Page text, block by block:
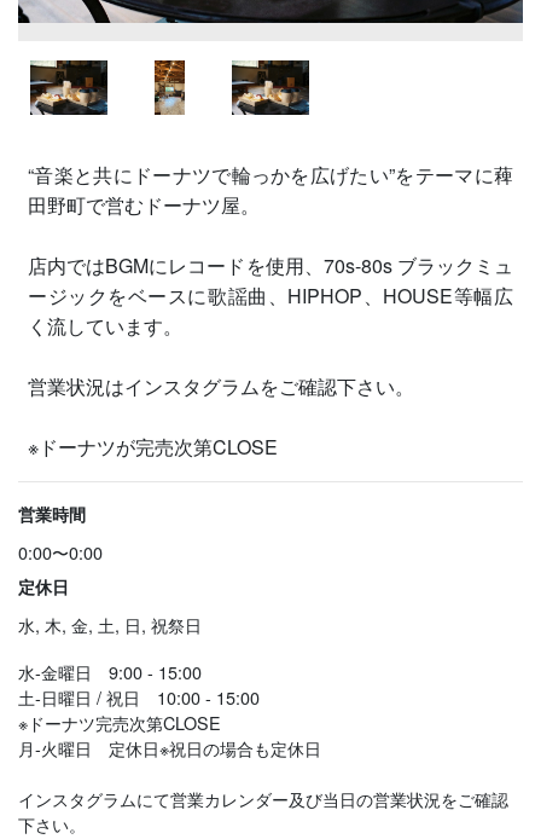
“音楽と共にドーナツで輪っかを広げたい”をテーマに薭
田野町で営むドーナツ屋。
店内ではBGMにレコードを使用、70s-80s ブラックミュ
ージックをベースに歌謡曲、HIPHOP、HOUSE等幅広
く流しています。
営業状況はインスタグラムをご確認下さい。
※ドーナツが完売次第CLOSE
営業時間
0:00〜0:00
定休日
水, 木, 金, 土, 日, 祝祭日
水-金曜日 9:00 - 15:00
土-日曜日 / 祝日 10:00 - 15:00
※ドーナツ完売次第CLOSE
月-火曜日 定休日※祝日の場合も定休日
インスタグラムにて営業カレンダー及び当日の営業状況をご確認
下さい。